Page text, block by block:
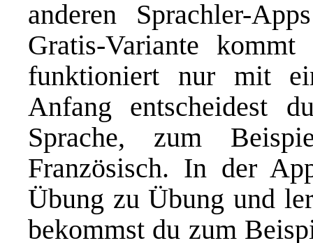
anderen Sprachler-
Gratis-Variante
funktioniert nur mit
Anfang entscheidest
Sprache, zum
Französisch. In der
Übung zu Übung und
bekommst du zum